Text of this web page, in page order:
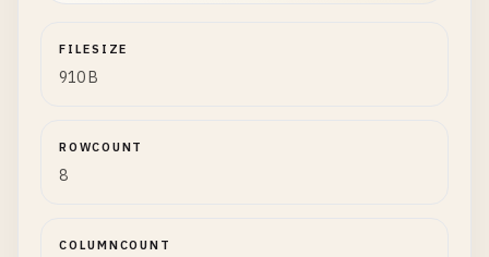
FILESIZE
910 B
ROWCOUNT
8
COLUMNCOUNT